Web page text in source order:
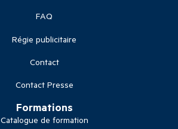
FAQ
Régie publicitaire
Contact
Contact Presse
Formations
Catalogue de formation